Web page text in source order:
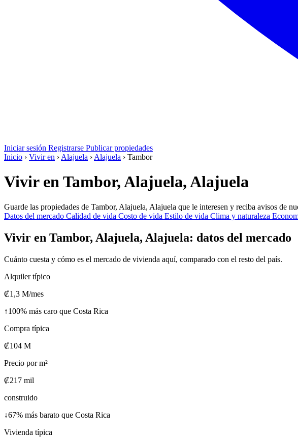
Iniciar sesión Registrarse Publicar propiedades
Inicio › Vivir en › Alajuela › Alajuela › Tambor
Vivir en Tambor, Alajuela, Alajuela
Guarde las propiedades de Tambor, Alajuela, Alajuela que le interesen y reciba avisos de
Datos del mercado Calidad de vida Costo de vida Estilo de vida Clima y naturaleza
Vivir en Tambor, Alajuela, Alajuela: datos del mercado
Cuánto cuesta y cómo es el mercado de vivienda aquí, comparado con el resto del país.
Alquiler típico
₡1,3 M/mes
↑100% más caro que Costa Rica
Compra típica
₡104 M
Precio por m²
₡217 mil
construido
↓67% más barato que Costa Rica
Vivienda típica